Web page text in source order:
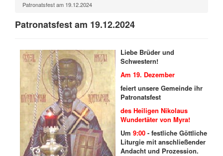
Patronatsfest am 19.12.2024
Patronatsfest am 19.12.2024
Liebe Brüder und
Schwestern!
Am 19. Dezember
feiert unsere Gemeinde ihr
Patronatsfest
des Heiligen Nikolaus
Wundertäter von Myra!
Um 9:00 - festliche Göttliche
Liturgie mit anschließender
Andacht und Prozession.